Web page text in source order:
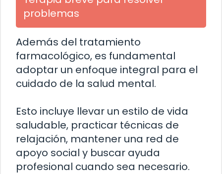
problemas
Además del tratamiento
farmacológico, es fundamental
adoptar un enfoque integral para el
cuidado de la salud mental.
Esto incluye llevar un estilo de vida
saludable, practicar técnicas de
relajación, mantener una red de
apoyo social y buscar ayuda
profesional cuando sea necesario.